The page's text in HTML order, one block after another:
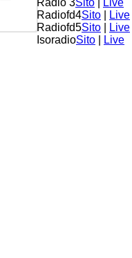
Radio 3Sito
Live
Radiofd4Sito
Live
Radiofd5Sito
Live
IsoradioSito
Live